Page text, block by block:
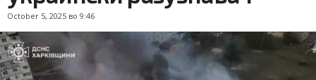
October 5, 2025 во 9:46